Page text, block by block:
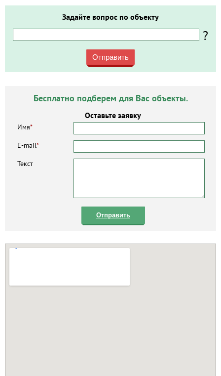
Задайте вопрос по объекту
?
Отправить
Бесплатно подберем для Вас объекты.
Оставьте заявку
Имя*
E-mail*
Текст
Отправить